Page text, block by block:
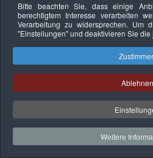
Datenschutzerklärung
Copyright © 2026.
Sachverständiger und
Bitte beachten Sie, dass einige
berechtigtem Interesse verarbeiten
Verarbeitung zu widersprechen.
"Einstellungen"und deaktivieren Sie
Ablehnen
Weitere